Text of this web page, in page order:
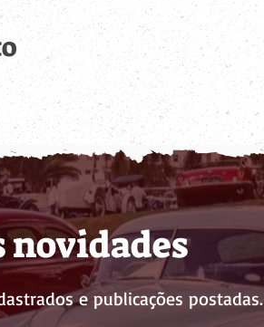
e publicações postadas.
novidades